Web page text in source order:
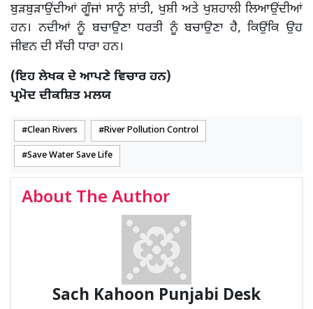
ਬੁੜਬੁੜਾਉਂਦੀਆਂ ਗੂੰਜਾਂ ਸਾਨੂੰ ਸ਼ਾਂਤੀ, ਖੁਸ਼ੀ ਅਤੇ ਖੁਸ਼ਹਾਲੀ ਲਿਆਉਂਦੀਆਂ
ਹਨ। ਨਦੀਆਂ ਨੂੰ ਬਚਾਉਣਾ ਧਰਤੀ ਨੂੰ ਬਚਾਉਣਾ ਹੈ, ਕਿਉਂਕਿ ਉਹ
ਜੀਵਨ ਦੀ ਸੱਚੀ ਧਾਰਾ ਹਨ।
(ਇਹ ਲੇਖਕ ਦੇ ਆਪਣੇ ਵਿਚਾਰ ਹਨ)
ਪ੍ਰਮੋਦ ਦੀਕਸ਼ਿਤ ਮਲਯ
Clean Rivers River Pollution Control
Save Water Save Life
About The Author
Sach Kahoon Punjabi Desk